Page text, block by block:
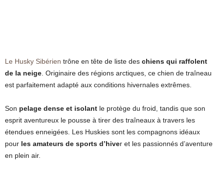
Le Husky Sibérien trône en tête de liste des chiens qui raffolent
de la neige . Originaire des régions arctiques, ce chien de traîneau
est parfaitement adapté aux conditions hivernales extrêmes.
Son pelage dense et isolant le protège du froid, tandis que son
esprit aventureux le pousse à tirer des traîneaux à travers les
étendues enneigées. Les Huskies sont les compagnons idéaux
pour les amateurs de sports d’hiver et les passionnés d’aventure
en plein air.